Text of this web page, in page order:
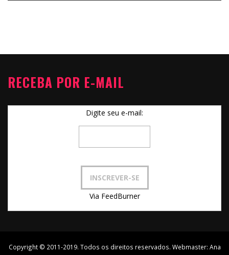
RECEBA POR E-MAIL
Digite seu e-mail:
Via FeedBurner
Copyright © 2011-2019. Todos os direitos reservados. Webmaster: Ana